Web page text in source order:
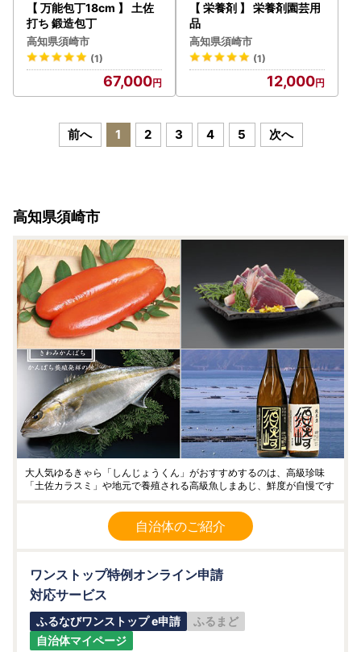
【 万能包丁18cm 】 土佐
打ち 鍛造包丁
高知県須崎市
(1)
67,000
【 栄養剤 】 栄養剤園芸用
品
高知県須崎市
(1)
12,000
前へ 1 2 3 4 5 次へ
高知県須崎市
大人気ゆるきゃら「しんじょうくん」がおすすめするのは、高級珍味
「土佐カラスミ」や地元で養殖される高級魚しまあじ、鮮度が自慢です
自治体のご紹介
ワンストップ特例オンライン申請
対応サービス
ふるなびワンストップ e申請
ふるまど
自治体マイページ